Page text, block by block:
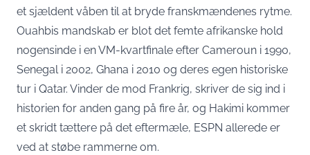
et sjældent våben til at bryde franskmændenes rytme.
Ouahbis mandskab er blot det femte afrikanske hold
nogensinde i en VM-kvartfinale efter Cameroun i 1990,
Senegal i 2002, Ghana i 2010 og deres egen historiske
tur i Qatar. Vinder de mod Frankrig, skriver de sig ind i
historien for anden gang på fire år, og Hakimi kommer
et skridt tættere på det eftermæle, ESPN allerede er
ved at støbe rammerne om.